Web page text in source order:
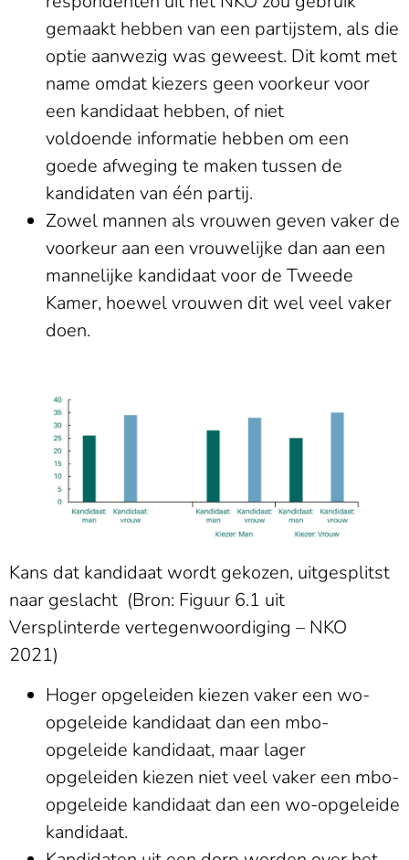
gemaakt hebben van een partijstem, als die
optie aanwezig was geweest. Dit komt met
name omdat kiezers geen voorkeur voor
een kandidaat hebben, of niet
voldoende informatie hebben om een
goede afweging te maken tussen de
kandidaten van één partij.
Zowel mannen als vrouwen geven vaker de
voorkeur aan een vrouwelijke dan aan een
mannelijke kandidaat voor de Tweede
Kamer, hoewel vrouwen dit wel veel vaker
doen.
Kans dat kandidaat wordt gekozen, uitgesplitst
naar geslacht (Bron: Figuur 6.1 uit
Versplinterde vertegenwoordiging – NKO
2021)
Hoger opgeleiden kiezen vaker een wo-
opgeleide kandidaat dan een mbo-
opgeleide kandidaat, maar lager
opgeleiden kiezen niet veel vaker een mbo-
opgeleide kandidaat dan een wo-opgeleide
kandidaat.